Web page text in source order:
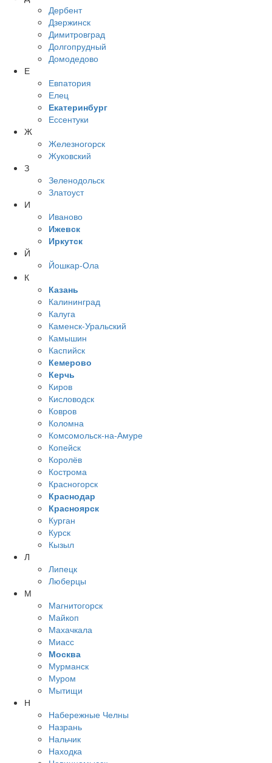
Дербент
Дзержинск
Димитровград
Долгопрудный
Домодедово
Е
Евпатория
Елец
Екатеринбург
Ессентуки
Ж
Железногорск
Жуковский
З
Зеленодольск
Златоуст
И
Иваново
Ижевск
Иркутск
Й
Йошкар-Ола
К
Казань
Калининград
Калуга
Каменск-Уральский
Камышин
Каспийск
Кемерово
Керчь
Киров
Кисловодск
Ковров
Коломна
Комсомольск-на-Амуре
Копейск
Королёв
Кострома
Красногорск
Краснодар
Красноярск
Курган
Курск
Кызыл
Л
Липецк
Люберцы
М
Магнитогорск
Майкоп
Махачкала
Миасс
Москва
Мурманск
Муром
Мытищи
Н
Набережные Челны
Назрань
Нальчик
Находка